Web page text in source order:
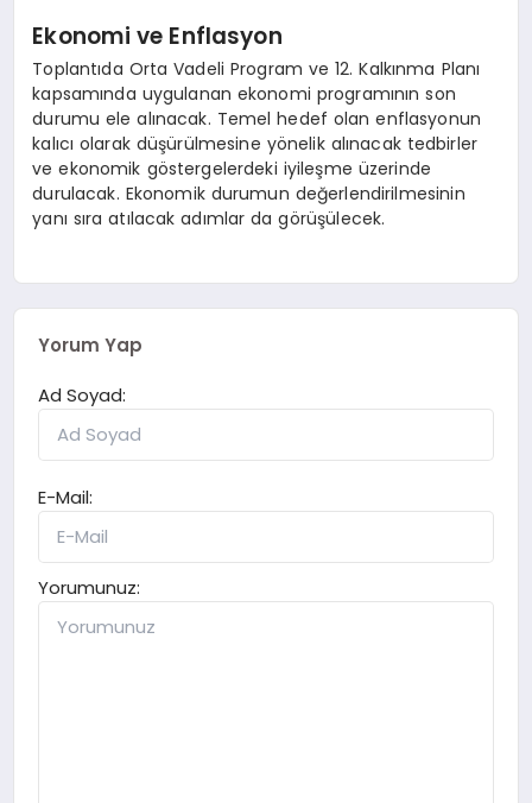
Ekonomi ve Enflasyon
Toplantıda Orta Vadeli Program ve 12. Kalkınma Planı
kapsamında uygulanan ekonomi programının son
durumu ele alınacak. Temel hedef olan enflasyonun
kalıcı olarak düşürülmesine yönelik alınacak tedbirler
ve ekonomik göstergelerdeki iyileşme üzerinde
durulacak. Ekonomik durumun değerlendirilmesinin
yanı sıra atılacak adımlar da görüşülecek.
Yorum Yap
Ad Soyad:
E-Mail:
Yorumunuz: